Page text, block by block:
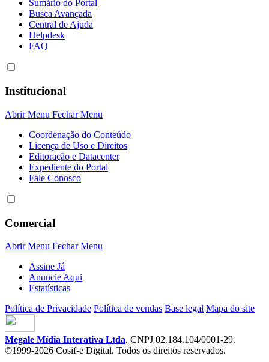
Sumário do Portal
Busca Avançada
Central de Ajuda
Helpdesk
FAQ
Institucional
Abrir Menu Fechar Menu
Coordenação do Conteúdo
Licença de Uso e Direitos
Editoração e Datacenter
Expediente do Portal
Fale Conosco
Comercial
Abrir Menu Fechar Menu
Assine Já
Anuncie Aqui
Estatísticas
Política de Privacidade Política de vendas Base legal Mapa do site
Megale Mídia Interativa Ltda. CNPJ 02.184.104/0001-29.
©1999-2026 Cosif-e Digital. Todos os direitos reservados.